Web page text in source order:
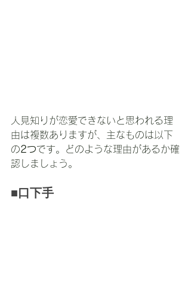
人見知りが恋愛できないと思われる理
由は複数ありますが、主なものは以下
の2つです。どのような理由があるか確
認しましょう。
■口下手